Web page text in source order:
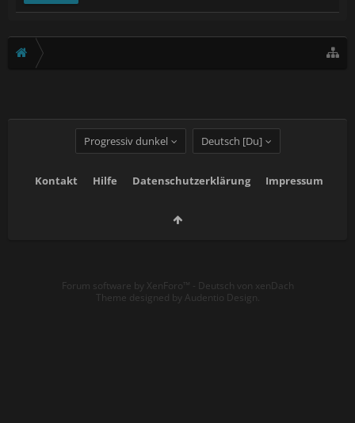
Progressiv dunkel Deutsch [Du]
Kontakt Hilfe Datenschutzerklärung Impressum
Forum software by XenForo™ - Deutsch von xenDach
Theme designed by Audentio Design.